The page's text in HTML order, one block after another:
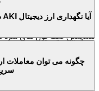
استفاده کنند یا از طریق
ذخیره سازی این ارز می تواند
همچنین کیف پول های سرد
دو روش، امنیت بالایی را برای
بررسی سطح امنیت ارز دیجیتال AKI (آکی نتورک)
آیا نگهداری ارز دیجیتال AKI در کیف پول من کارمزد دارد؟